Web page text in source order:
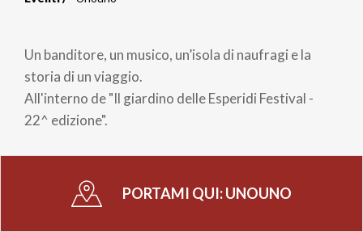
di
pane
Un banditore, un musico, un’isola di naufragi e la
storia di un viaggio.
All'interno de "Il giardino delle Esperidi Festival -
22^ edizione".
PORTAMI QUI:UNOUNO